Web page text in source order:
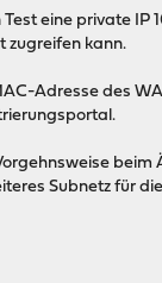
eine private IP
zugreifen kann.
Adresse des
Subnetz für die